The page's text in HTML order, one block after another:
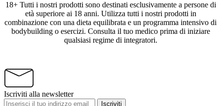
18+ Tutti i nostri prodotti sono destinati esclusivamente a persone di
età superiore ai 18 anni. Utilizza tutti i nostri prodotti in
combinazione con una dieta equilibrata e un programma intensivo di
bodybuilding o esercizi. Consulta il tuo medico prima di iniziare
qualsiasi regime di integratori.
Iscriviti alla newsletter
Iscriviti